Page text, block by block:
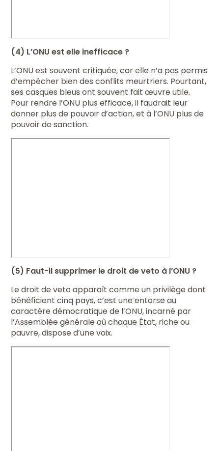
(4) L’ONU est elle inefficace ?
L’ONU est souvent critiquée, car elle n’a pas permis
d’empêcher bien des conflits meurtriers. Pourtant,
ses casques bleus ont souvent fait œuvre utile.
Pour rendre l’ONU plus efficace, il faudrait leur
donner plus de pouvoir d’action, et à l’ONU plus de
pouvoir de sanction.
(5) Faut-il supprimer le droit de veto à l’ONU ?
Le droit de veto apparaît comme un privilège dont
bénéficient cinq pays, c’est une entorse au
caractère démocratique de l’ONU, incarné par
l’Assemblée générale où chaque État, riche ou
pauvre, dispose d’une voix.